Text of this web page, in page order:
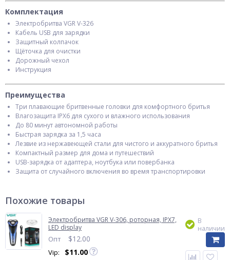
Комплектация
Электробритва VGR V-326
Кабель USB для зарядки
Защитный колпачок
Щёточка для очистки
Дорожный чехол
Инструкция
Преимущества
Три плавающие бритвенные головки для комфортного бритья
Влагозащита IPX6 для сухого и влажного использования
До 80 минут автономной работы
Быстрая зарядка за 1,5 часа
Лезвие из нержавеющей стали для чистого и аккуратного бритья
Компактный размер для дома и путешествий
USB-зарядка от адаптера, ноутбука или повербанка
Защита от случайного включения во время транспортировки
Похожие товары
Электробритва VGR V-306, роторная, IPX7,
LED display
Опт $12.00
Vip: $11.00
В
наличии